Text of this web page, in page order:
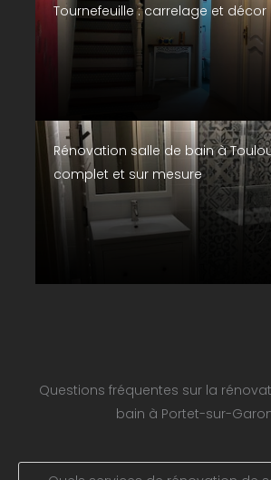
Tournefeuille : carrelage et décor
Rénovation salle de bain à
complet et sur mesure
Questions fréquentes sur la
bain à Portet-sur-